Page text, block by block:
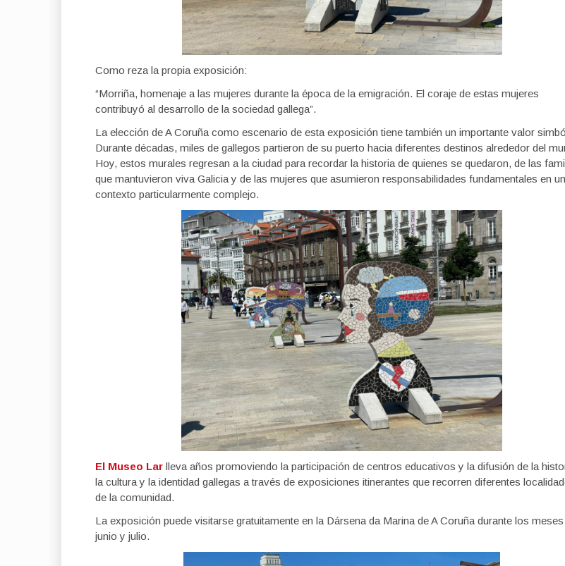
Como reza la propia exposición:
“Morriña, homenaje a las mujeres durante la época de la emigración. El coraje de estas mujeres
contribuyó al desarrollo de la sociedad gallega”.
La elección de A Coruña como escenario de esta exposición tiene también un importante valor
Durante décadas, miles de gallegos partieron de su puerto hacia diferentes destinos alrededor del
Hoy, estos murales regresan a la ciudad para recordar la historia de quienes se quedaron, de las
que mantuvieron viva Galicia y de las mujeres que asumieron responsabilidades fundamentales en un
contexto particularmente complejo.
El Museo Lar lleva años promoviendo la participación de centros educativos y la difusión de la
la cultura y la identidad gallegas a través de exposiciones itinerantes que recorren diferentes
de la comunidad.
La exposición puede visitarse gratuitamente en la Dársena da Marina de A Coruña durante los
junio y julio.